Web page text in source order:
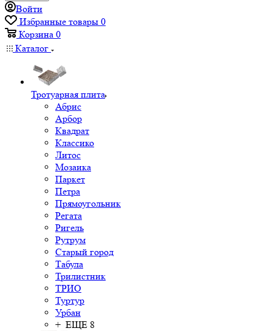
Войти
Избранные товары 0
Корзина 0
Каталог
Тротуарная плита
Абрис
Арбор
Квадрат
Классико
Литос
Мозаика
Паркет
Петра
Прямоугольник
Регата
Ригель
Рутрум
Старый город
Табула
Трилистник
ТРИО
Туртур
Урбан
+ ЕЩЕ 8